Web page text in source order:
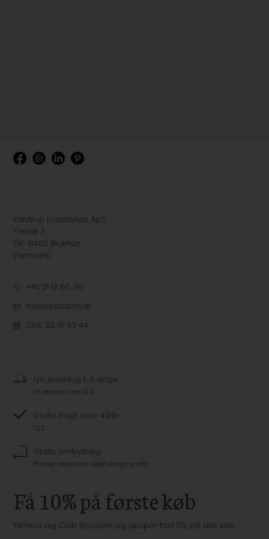
Kalstrup Livsstilshus ApS
Torvet 3
DK-9492 Blokhus
Danmark
+45 21 13 60 40
mail@blossom.dk
CVR: 32 15 43 44
Lyn levering, 1-3 dage
Få leveret med GLS
Gratis fragt over 499,-
GLS
Gratis ombytning
Passer størrelsen ikke? ombyt gratis
Få 10% på første køb
Tilmeld dig Club Blossom og opspar fast 3% på alle køb